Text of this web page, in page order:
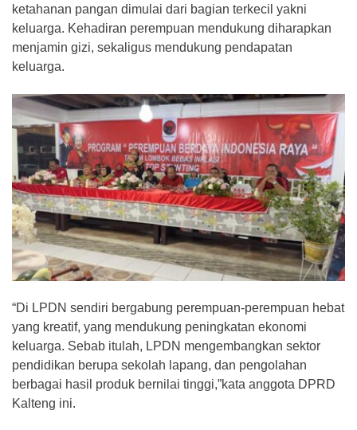
ketahanan pangan dimulai dari bagian terkecil yakni
keluarga. Kehadiran perempuan mendukung diharapkan
menjamin gizi, sekaligus mendukung pendapatan
keluarga.
“Di LPDN sendiri bergabung perempuan-perempuan hebat
yang kreatif, yang mendukung peningkatan ekonomi
keluarga. Sebab itulah, LPDN mengembangkan sektor
pendidikan berupa sekolah lapang, dan pengolahan
berbagai hasil produk bernilai tinggi,”kata anggota DPRD
Kalteng ini.